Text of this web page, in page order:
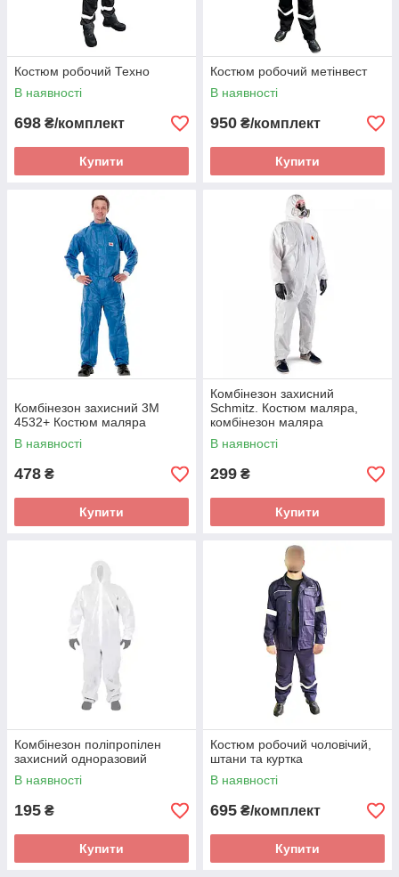
Костюм робочий Техно
В наявності
698 ₴/комплект
Купити
Костюм робочий метінвест
В наявності
950 ₴/комплект
Купити
Комбінезон захисний 3М
4532+ Костюм маляра
В наявності
478 ₴
Купити
Комбінезон захисний
Schmitz. Костюм маляра,
комбінезон маляра
В наявності
299 ₴
Купити
Комбінезон поліпропілен
захисний одноразовий
В наявності
195 ₴
Купити
Костюм робочий чоловічий,
штани та куртка
В наявності
695 ₴/комплект
Купити